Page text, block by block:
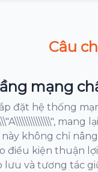
Câu
mạng
đặt hệ thống
không chỉ
điều kiện thuận
lưu và tương tác